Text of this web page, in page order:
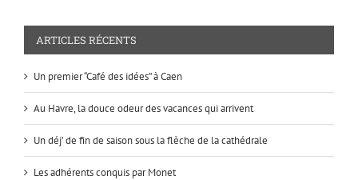
ARTICLES RÉCENTS
Un premier “Café des idées” à Caen
Au Havre, la douce odeur des vacances qui arrivent
Un déj’ de fin de saison sous la flèche de la cathédrale
Les adhérents conquis par Monet